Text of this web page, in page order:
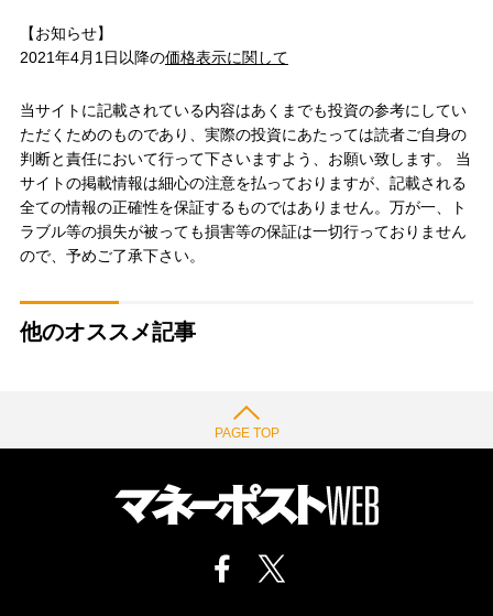
【お知らせ】
2021年4月1日以降の価格表示に関して
当サイトに記載されている内容はあくまでも投資の参考にしてい
ただくためのものであり、実際の投資にあたっては読者ご自身の
判断と責任において行って下さいますよう、お願い致します。 当
サイトの掲載情報は細心の注意を払っておりますが、記載される
全ての情報の正確性を保証するものではありません。万が一、ト
ラブル等の損失が被っても損害等の保証は一切行っておりません
ので、予めご了承下さい。
他のオススメ記事
PAGE TOP